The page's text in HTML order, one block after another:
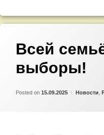
Всей
выборы!
Posted on 15.09.2025 Категории:
Новости,